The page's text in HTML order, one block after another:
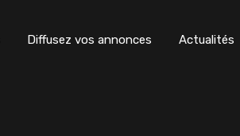
Diffusez vos annonces Actualités